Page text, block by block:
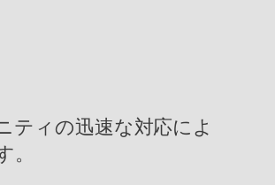
ティの迅速な対応によ
。